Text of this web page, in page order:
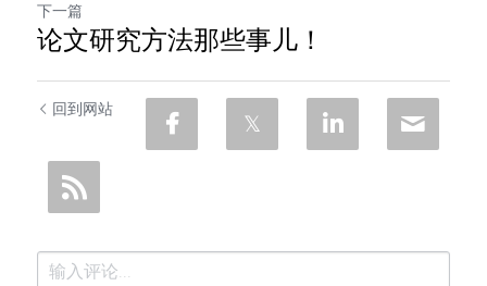
下一篇
论文研究方法那些事儿！
回到网站